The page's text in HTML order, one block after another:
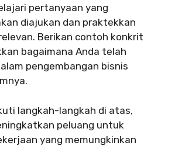
pertanyaan yang
diajukan dan praktekkan
Berikan contoh konkrit
bagaimana Anda telah
pengembangan bisnis
langkah-langkah di atas,
peluang untuk
yang memungkinkan